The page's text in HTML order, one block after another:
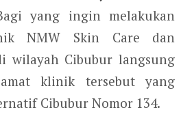
yang ingin melakukan
NMW Skin Care dan
wilayah Cibubur langsung
klinik tersebut yang
Cibubur Nomor 134.